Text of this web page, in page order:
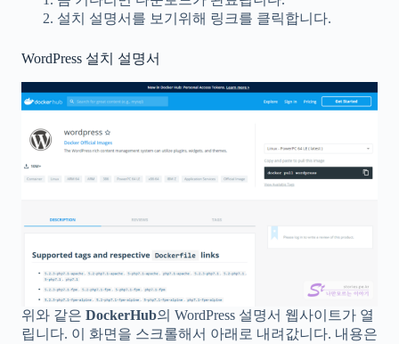
설치 설명서를 보기위해 링크를 클릭합니다.
WordPress 설치 설명서
위와 같은 DockerHub의 WordPress 설명서 웹사이트가 열
립니다. 이 화면을 스크롤해서 아래로 내려값니다. 내용은